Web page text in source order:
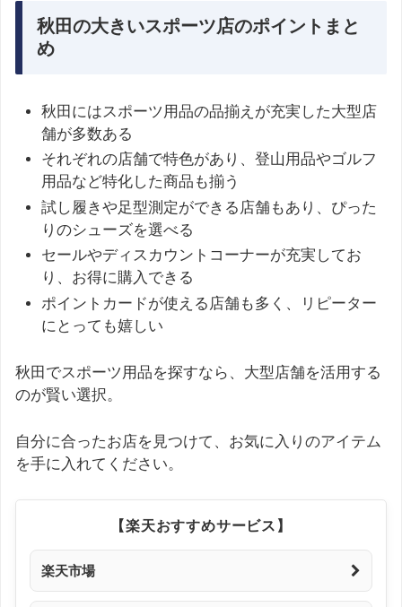
秋田の大きいスポーツ店のポイントまと
め
秋田にはスポーツ用品の品揃えが充実した大型店
舗が多数ある
それぞれの店舗で特色があり、登山用品やゴルフ
用品など特化した商品も揃う
試し履きや足型測定ができる店舗もあり、ぴった
りのシューズを選べる
セールやディスカウントコーナーが充実してお
り、お得に購入できる
ポイントカードが使える店舗も多く、リピーター
にとっても嬉しい
秋田でスポーツ用品を探すなら、大型店舗を活用する
のが賢い選択。
自分に合ったお店を見つけて、お気に入りのアイテム
を手に入れてください。
【楽天おすすめサービス】
楽天市場